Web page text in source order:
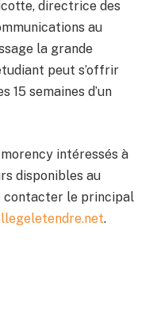
directrice des
au
la grande
peut s’offrir
15 semaines d’un
intéressés à
disponibles au
contacter le principal
.